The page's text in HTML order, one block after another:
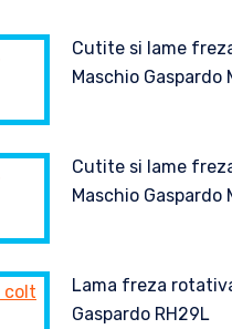
Cutite si lame
Maschio Gaspardo
Cutite si lame
Maschio Gaspardo
Lama freza
Gaspardo RH29L